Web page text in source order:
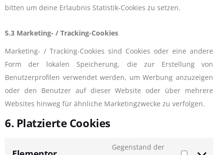
bitten um deine Erlaubnis Statistik-Cookies zu setzen.
5.3 Marketing- / Tracking-Cookies
Marketing- / Tracking-Cookies sind Cookies oder eine andere
Form der lokalen Speicherung, die zur Erstellung von
Benutzerprofilen verwendet werden, um Werbung anzuzeigen
oder den Benutzer auf dieser Website oder über mehrere
Websites hinweg für ähnliche Marketingzwecke zu verfolgen.
6. Platzierte Cookies
Gegenstand der